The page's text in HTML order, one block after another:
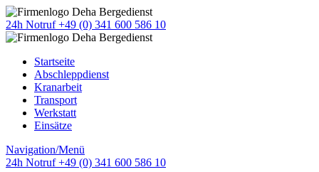
24h Notruf +49 (0) 341 600 586 10
Startseite
Abschleppdienst
Kranarbeit
Transport
Werkstatt
Einsätze
Navigation/Menü
24h Notruf +49 (0) 341 600 586 10